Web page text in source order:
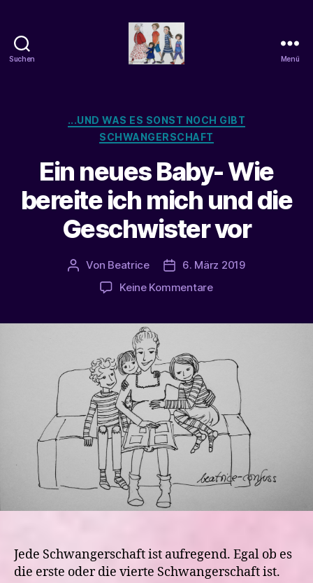
Suchen Menü
Kategorien
...UND WAS ES SONST NOCH GIBT
SCHWANGERSCHAFT
Ein neues Baby- Wie
bereite ich mich und die
Geschwister vor
Beitragsautor
Von Beatrice Veröffentlichungsdatum
6. März 2019
Keine Kommentarezu
bereite
mich
und
die
Geschwister
vor
Jede Schwangerschaft ist aufregend. Egal ob es
die erste oder die vierte Schwangerschaft ist.